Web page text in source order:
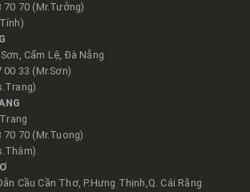
70 (Mr.Tưởng)
Cẩm Lệ, Đà Nẵng
33 (Mr.Sơn)
70 (Mr.Tuong)
Cầu Cần Thơ, P.Hưng Thịnh,Q. Cái Răng